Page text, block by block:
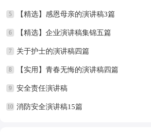
5 【精选】感恩母亲的演讲稿3篇
6 【精选】企业演讲稿集锦五篇
7 关于护士的演讲稿四篇
8 【实用】青春无悔的演讲稿四篇
9 安全责任演讲稿
10 消防安全演讲稿15篇